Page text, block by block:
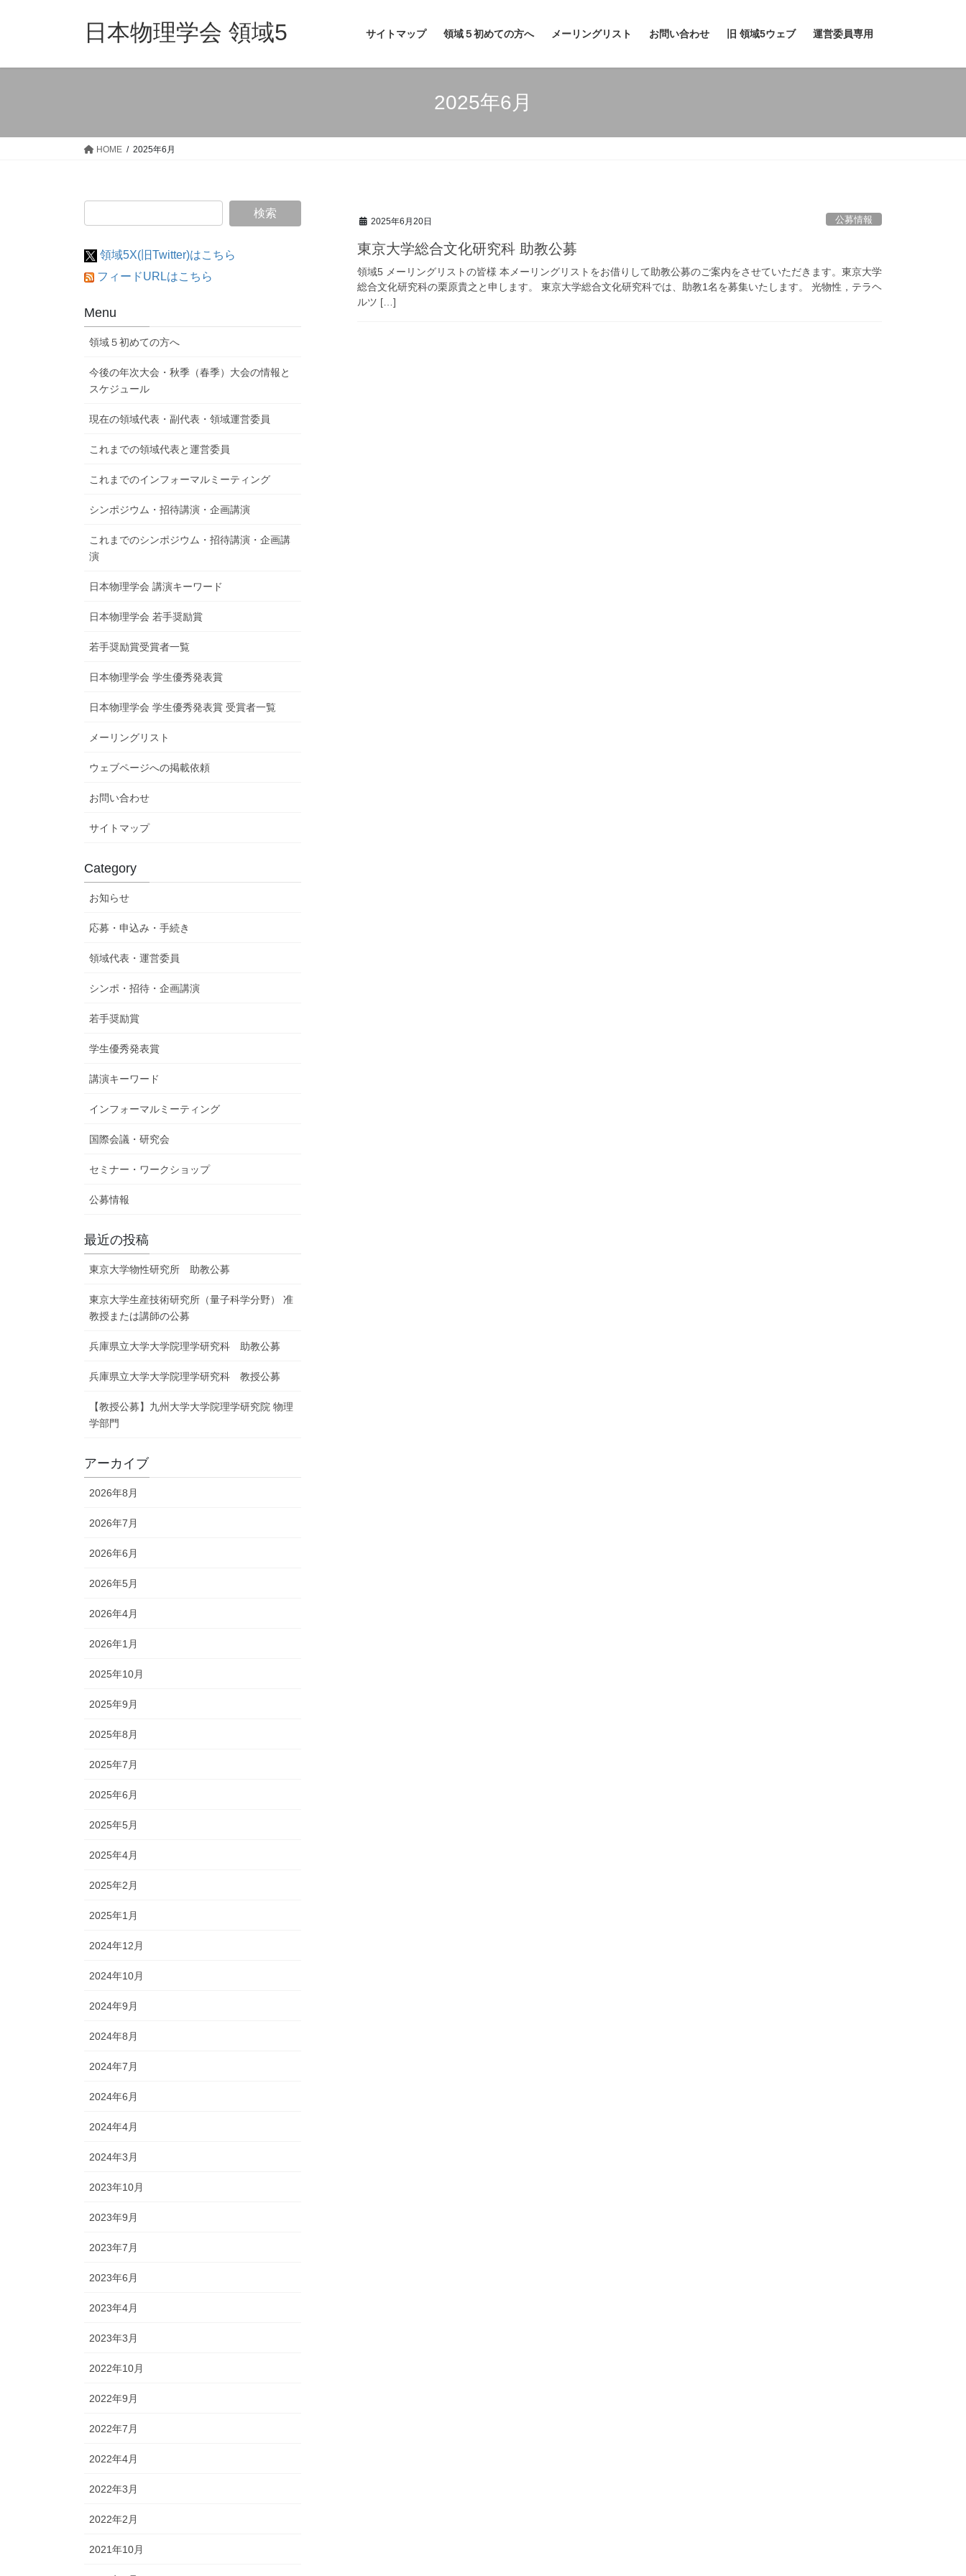
日本物理学会 領域5 サイトマップ 領域５初めての方へ メーリングリスト お問い合わせ 旧 領域5ウェブ 運営委員専用
2025年6月
HOME 2025年6月
2025年6月20日 公募情報
東京大学総合文化研究科 助教公募
領域5 メーリングリストの皆様 本メーリングリストをお借りして助教公募のご案内をさせていただきます。東京大学
総合文化研究科の栗原貴之と申します。 東京大学総合文化研究科では、助教1名を募集いたします。 光物性，テラヘ
ルツ […]
領域5X(旧Twitter)はこちら
フィードURLはこちら
Menu
領域５初めての方へ
今後の年次大会・秋季（春季）大会の情報と
スケジュール
現在の領域代表・副代表・領域運営委員
これまでの領域代表と運営委員
これまでのインフォーマルミーティング
シンポジウム・招待講演・企画講演
これまでのシンポジウム・招待講演・企画講
演
日本物理学会 講演キーワード
日本物理学会 若手奨励賞
若手奨励賞受賞者一覧
日本物理学会 学生優秀発表賞
日本物理学会 学生優秀発表賞 受賞者一覧
メーリングリスト
ウェブページへの掲載依頼
お問い合わせ
サイトマップ
Category
お知らせ
応募・申込み・手続き
領域代表・運営委員
シンポ・招待・企画講演
若手奨励賞
学生優秀発表賞
講演キーワード
インフォーマルミーティング
国際会議・研究会
セミナー・ワークショップ
公募情報
最近の投稿
東京大学物性研究所 助教公募
東京大学生産技術研究所（量子科学分野） 准
教授または講師の公募
兵庫県立大学大学院理学研究科 助教公募
兵庫県立大学大学院理学研究科 教授公募
【教授公募】九州大学大学院理学研究院 物理
学部門
アーカイブ
2026年8月
2026年7月
2026年6月
2026年5月
2026年4月
2026年1月
2025年10月
2025年9月
2025年8月
2025年7月
2025年6月
2025年5月
2025年4月
2025年2月
2025年1月
2024年12月
2024年10月
2024年9月
2024年8月
2024年7月
2024年6月
2024年4月
2024年3月
2023年10月
2023年9月
2023年7月
2023年6月
2023年4月
2023年3月
2022年10月
2022年9月
2022年7月
2022年4月
2022年3月
2022年2月
2021年10月